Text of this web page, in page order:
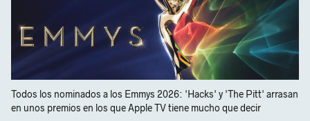
Todos los nominados a los Emmys 2026: 'Hacks' y 'The Pitt' arrasan
en unos premios en los que Apple TV tiene mucho que decir